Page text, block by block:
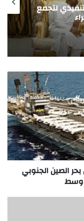
مشاركة
الصين الجنوبي